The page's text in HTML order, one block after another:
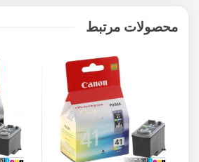
محصولات مرتبط